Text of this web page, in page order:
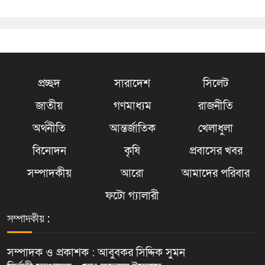
প্রচ্ছদ সারাদেশ
সিলেট
জাতীয়
গণমাধ্যম
রাজনীতি
অর্থনীতি
আন্তর্জাতিক
খেলাধুলা
বিনোদন
কৃষি
প্রবাসের খবর
সম্পাদকীয়
আরো
আমাদের পরিবার
ফটো গ্যালারী
সম্পাদকীয় :
সম্পাদক ও প্রকাশক : আবুবকর সিদ্দিক সুমন